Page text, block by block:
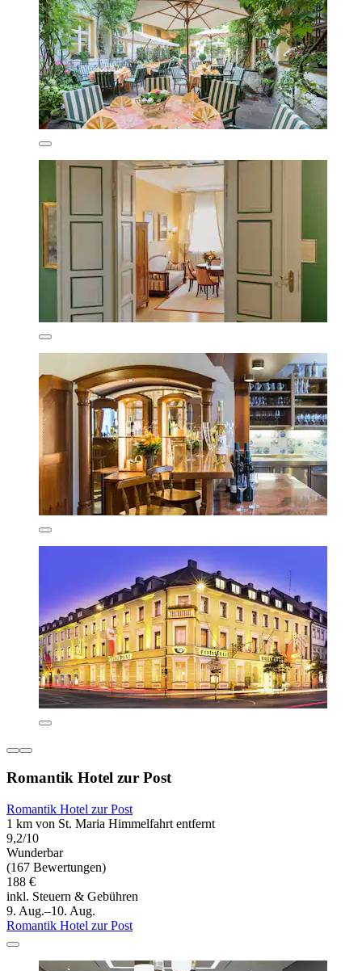
Romantik Hotel zur Post
Romantik Hotel zur Post
1 km von St. Maria Himmelfahrt entfernt
9,2/10
Wunderbar
(167 Bewertungen)
188 €
inkl. Steuern & Gebühren
9. Aug.–10. Aug.
Romantik Hotel zur Post